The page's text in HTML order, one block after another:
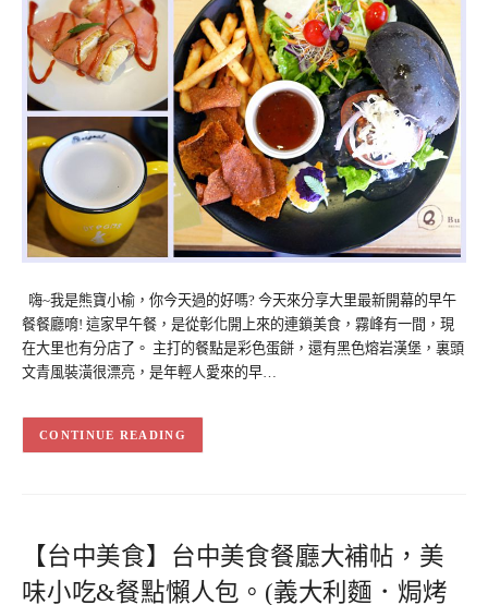
嗨~我是熊寶小榆，你今天過的好嗎? 今天來分享大里最新開幕的早午
餐餐廳唷! 這家早午餐，是從彰化開上來的連鎖美食，霧峰有一間，現
在大里也有分店了。 主打的餐點是彩色蛋餅，還有黑色熔岩漢堡，裏頭
文青風裝潢很漂亮，是年輕人愛來的早…
CONTINUE READING
【台中美食】台中美食餐廳大補帖，美
味小吃&餐點懶人包。(義大利麵．焗烤